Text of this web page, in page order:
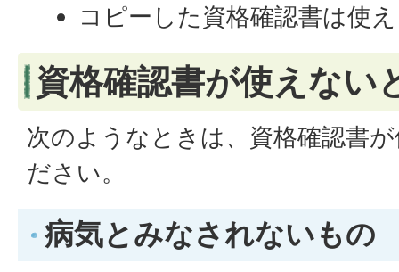
コピーした資格確認書は使
資格確認書が使えない
次のようなときは、資格確認書
ださい。
病気とみなされないもの